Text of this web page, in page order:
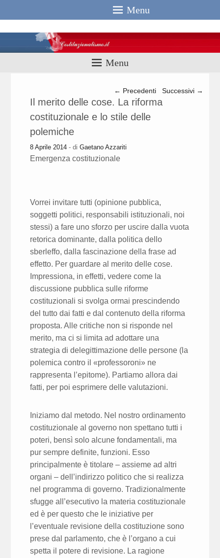
Menu
Menu
Navigazione articolo
← Precedenti Successivi →
Il merito delle cose. La riforma
costituzionale e lo stile delle
polemiche
8 Aprile 2014 - di Gaetano Azzariti
Emergenza costituzionale
Vorrei invitare tutti (opinione pubblica,
soggetti politici, responsabili istituzionali, noi
stessi) a fare uno sforzo per uscire dalla vuota
retorica dominante, dalla politica dello
sberleffo, dalla fascinazione della frase ad
effetto. Per guardare al merito delle cose.
Impressiona, in effetti, vedere come la
discussione pubblica sulle riforme
costituzionali si svolga ormai prescindendo
del tutto dai fatti e dal contenuto della riforma
proposta. Alle critiche non si risponde nel
merito, ma ci si limita ad adottare una
strategia di delegittimazione delle persone (la
polemica contro il «professoroni» ne
rappresenta l’epitome). Partiamo allora dai
fatti, per poi esprimere delle valutazioni.
Iniziamo dal metodo. Nel nostro ordinamento
costituzionale al governo non spettano tutti i
poteri, bensì solo alcune fondamentali, ma
pur sempre definite, funzioni. Esso
principalmente è titolare – assieme ad altri
organi – dell’indirizzo politico che si realizza
nel programma di governo. Tradizionalmente
sfugge all’esecutivo la materia costituzionale
ed è per questo che le iniziative per
l’eventuale revisione della costituzione sono
prese dal parlamento, che è l’organo a cui
spetta il potere di revisione. La ragione